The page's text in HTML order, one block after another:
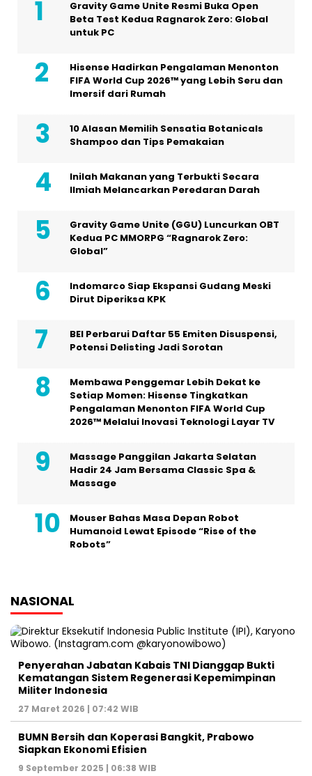
Gravity Game Unite Resmi Buka Open
Beta Test Kedua Ragnarok Zero: Global
untuk PC
Hisense Hadirkan Pengalaman Menonton
FIFA World Cup 2026™ yang Lebih Seru dan
Imersif dari Rumah
10 Alasan Memilih Sensatia Botanicals
Shampoo dan Tips Pemakaian
Inilah Makanan yang Terbukti Secara
Ilmiah Melancarkan Peredaran Darah
Gravity Game Unite (GGU) Luncurkan OBT
Kedua PC MMORPG “Ragnarok Zero:
Global”
Indomarco Siap Ekspansi Gudang Meski
Dirut Diperiksa KPK
BEI Perbarui Daftar 55 Emiten Disuspensi,
Potensi Delisting Jadi Sorotan
Membawa Penggemar Lebih Dekat ke
Setiap Momen: Hisense Tingkatkan
Pengalaman Menonton FIFA World Cup
2026™ Melalui Inovasi Teknologi Layar TV
Massage Panggilan Jakarta Selatan
Hadir 24 Jam Bersama Classic Spa &
Massage
Mouser Bahas Masa Depan Robot
Humanoid Lewat Episode “Rise of the
Robots”
NASIONAL
Penyerahan Jabatan Kabais TNI Dianggap Bukti
Kematangan Sistem Regenerasi Kepemimpinan
Militer Indonesia
27 Maret 2026 | 07:42 WIB
BUMN Bersih dan Koperasi Bangkit, Prabowo
Siapkan Ekonomi Efisien
9 September 2025 | 06:38 WIB